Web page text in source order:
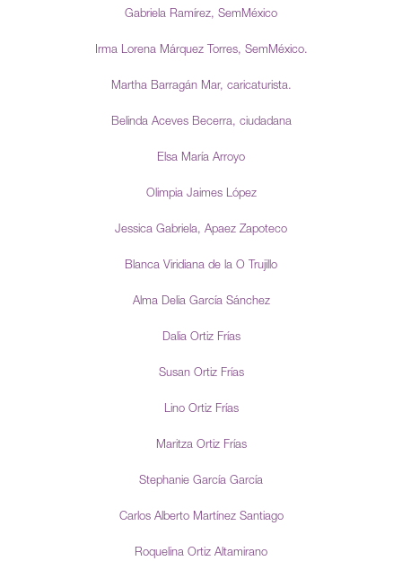
Gabriela Ramírez, SemMéxico
Irma Lorena Márquez Torres, SemMéxico.
Martha Barragán Mar, caricaturista.
Belinda Aceves Becerra, ciudadana
Elsa María Arroyo
Olimpia Jaimes López
Jessica Gabriela, Apaez Zapoteco
Blanca Viridiana de la O Trujillo
Alma Delia García Sánchez
Dalia Ortiz Frías
Susan Ortiz Frías
Lino Ortiz Frías
Maritza Ortiz Frías
Stephanie García García
Carlos Alberto Martínez Santiago
Roquelina Ortiz Altamirano